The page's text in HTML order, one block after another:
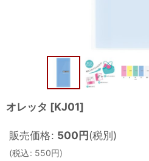
オレッタ [KJ01]
販売価格: 500円(税別)
(税込: 550円)